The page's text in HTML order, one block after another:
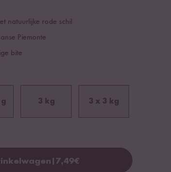
natuurlijke rode schil
Piemonte
bite
3 kg 3 x 3 kg
Loading...
7,49€